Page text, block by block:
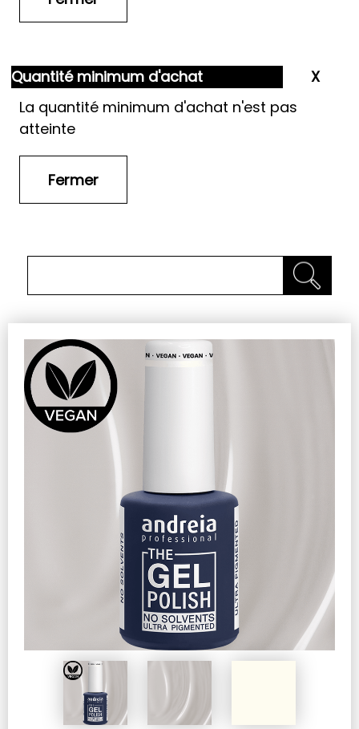
Quantité minimum d'achat
La quantité minimum d'achat n'est pas
atteinte